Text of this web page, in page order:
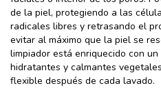
de la piel, protegiendo a las
radicales libres y retrasando el
evitar al máximo que la piel se
limpiador está enriquecido con
hidratantes y calmantes
flexible después de cada lavado.